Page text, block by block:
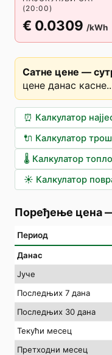
(20:00)
€ 0.0309 /kWh
Сатне цене —
цене данас касне..
⏰ Калкулатор
🔌 Калкулатор
🌡️ Калкулатор
☀️ Калкулатор
Поређење цена
Период
Данас
Јуче
Последњих 7 дана
Последњих 30 дана
Текући месец
Претходни месец